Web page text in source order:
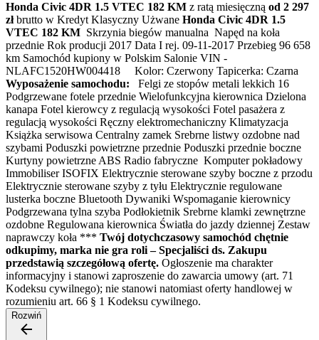
Honda Civic 4DR 1.5 VTEC 182 KM z ratą miesięczną od 2 297
złbrutto w Kredyt Klasyczny Użwane Honda Civic 4DR 1.5
VTEC 182 KM Skrzynia biegów manualna Napęd na koła
przednie Rok producji 2017 Data I rej. 09-11-2017 Przebieg 96 658
km Samochód kupiony w Polskim Salonie VIN -
NLAFC1520HW004418 Kolor: Czerwony Tapicerka: Czarna
Wyposażenie samochodu: Felgi ze stopów metali lekkich 16
Podgrzewane fotele przednie Wielofunkcyjna kierownica Dzielona
kanapa Fotel kierowcy z regulacją wysokości Fotel pasażera z
regulacją wysokości Ręczny elektromechaniczny Klimatyzacja
Książka serwisowa Centralny zamek Srebrne listwy ozdobne nad
szybami Poduszki powietrzne przednie Poduszki przednie boczne
Kurtyny powietrzne ABS Radio fabryczne Komputer pokładowy
Immobiliser ISOFIX Elektrycznie sterowane szyby boczne z przodu
Elektrycznie sterowane szyby z tyłu Elektrycznie regulowane
lusterka boczne Bluetooth Dywaniki Wspomaganie kierownicy
Podgrzewana tylna szyba Podłokietnik Srebrne klamki zewnętrzne
ozdobne Regulowana kierownica Światła do jazdy dziennej Zestaw
naprawczy koła *** Twój dotychczasowy samochód chętnie
odkupimy, marka nie gra roli – Specjaliści ds. Zakupu
przedstawią szczegółową ofertę. Ogłoszenie ma charakter
informacyjny i stanowi zaproszenie do zawarcia umowy (art. 71
Kodeksu cywilnego); nie stanowi natomiast oferty handlowej w
rozumieniu art. 66 § 1 Kodeksu cywilnego.
Rozwiń